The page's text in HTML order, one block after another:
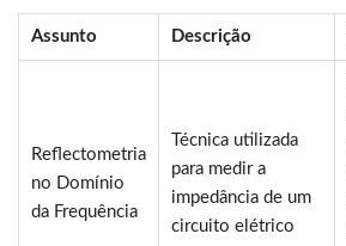
Assunto Descrição
Reflectometria
no Domínio
da Frequência
Técnica utilizada
para medir a
impedância de um
circuito elétrico